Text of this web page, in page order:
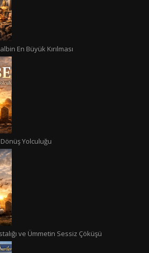
En Büyük Kırılması
Yolculuğu
ve Ümmetin Sessiz Çöküşü